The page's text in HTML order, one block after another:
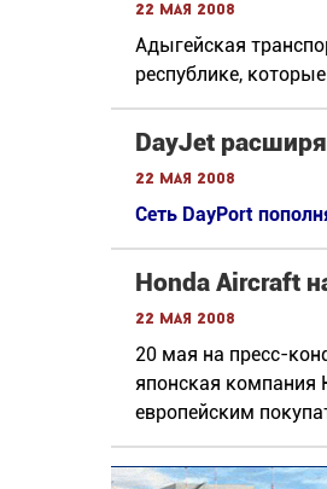
22 мая 2008
Адыгейская
республике,
DayJet
22 мая 2008
Сеть DayPort
Honda Aircraft
22 мая 2008
20 мая на пресс-
японская компания
европейским